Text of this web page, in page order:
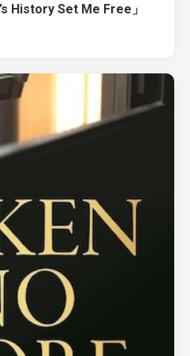
History Set Me Free」